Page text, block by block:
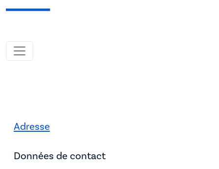
Adresse
Données de contact